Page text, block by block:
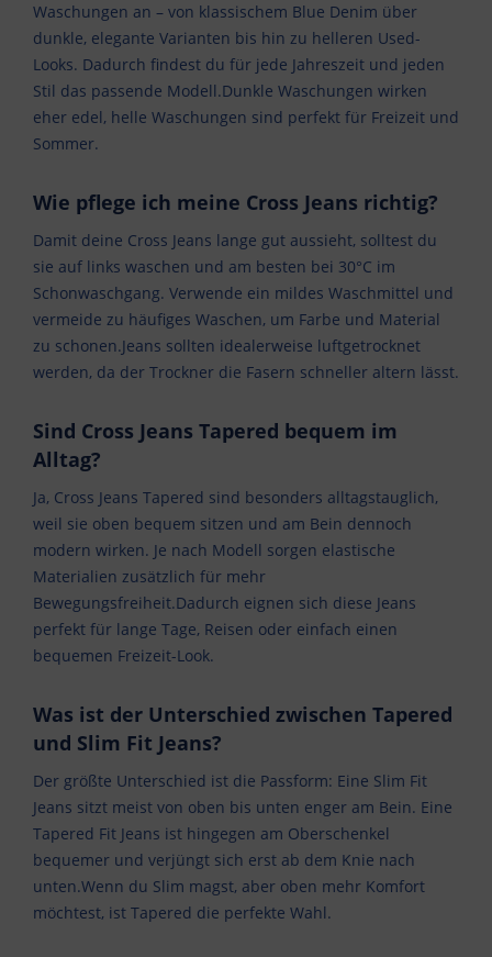
Waschungen an – von klassischem Blue Denim über
dunkle, elegante Varianten bis hin zu helleren Used-
Looks. Dadurch findest du für jede Jahreszeit und jeden
Stil das passende Modell.Dunkle Waschungen wirken
eher edel, helle Waschungen sind perfekt für Freizeit und
Sommer.
Wie pflege ich meine Cross Jeans richtig?
Damit deine Cross Jeans lange gut aussieht, solltest du
sie auf links waschen und am besten bei 30°C im
Schonwaschgang. Verwende ein mildes Waschmittel und
vermeide zu häufiges Waschen, um Farbe und Material
zu schonen.Jeans sollten idealerweise luftgetrocknet
werden, da der Trockner die Fasern schneller altern lässt.
Sind Cross Jeans Tapered bequem im
Alltag?
Ja, Cross Jeans Tapered sind besonders alltagstauglich,
weil sie oben bequem sitzen und am Bein dennoch
modern wirken. Je nach Modell sorgen elastische
Materialien zusätzlich für mehr
Bewegungsfreiheit.Dadurch eignen sich diese Jeans
perfekt für lange Tage, Reisen oder einfach einen
bequemen Freizeit-Look.
Was ist der Unterschied zwischen Tapered
und Slim Fit Jeans?
Der größte Unterschied ist die Passform: Eine Slim Fit
Jeans sitzt meist von oben bis unten enger am Bein. Eine
Tapered Fit Jeans ist hingegen am Oberschenkel
bequemer und verjüngt sich erst ab dem Knie nach
unten.Wenn du Slim magst, aber oben mehr Komfort
möchtest, ist Tapered die perfekte Wahl.